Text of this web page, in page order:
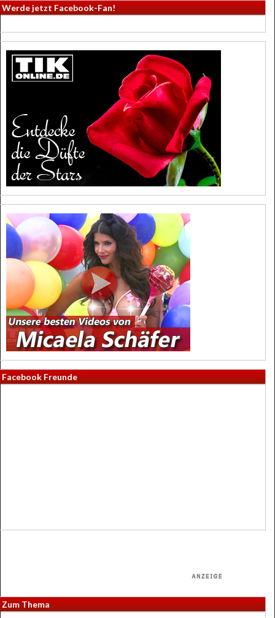
Werde jetzt Facebook-Fan!
Facebook Freunde
Zum Thema